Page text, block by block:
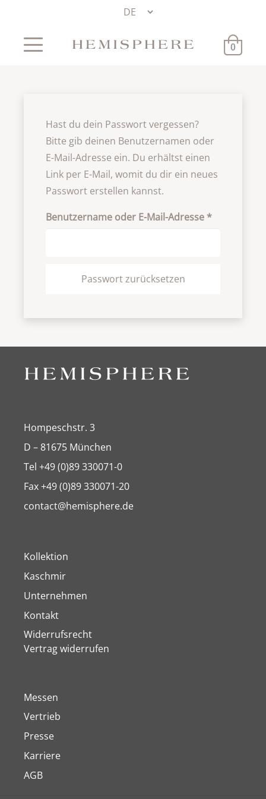
0
Hast du dein Passwort vergessen?
Bitte gib deinen Benutzernamen oder
E-Mail-Adresse ein. Du erhältst einen
Link per E-Mail, womit du dir ein neues
Passwort erstellen kannst.
Benutzername oder E-Mail-Adresse *Erforderlich
Passwort zurücksetzen
Hompeschstr. 3
D – 81675 München
Tel +49 (0)89 330071-0
Fax +49 (0)89 330071-20
contact@hemisphere.de
Kollektion
Kaschmir
Unternehmen
Kontakt
Widerrufsrecht
Vertrag widerrufen
Messen
Vertrieb
Presse
Karriere
AGB